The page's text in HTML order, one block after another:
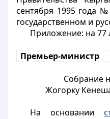
сентября 1995 года
государственном и
Приложение: на 77
Премьер-министр
Собрание
Жогорку
На основании